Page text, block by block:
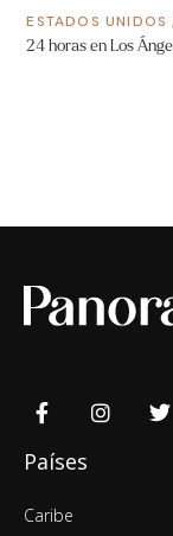
ESTADOS UNIDOS
24 horas en Los
Países
Caribe